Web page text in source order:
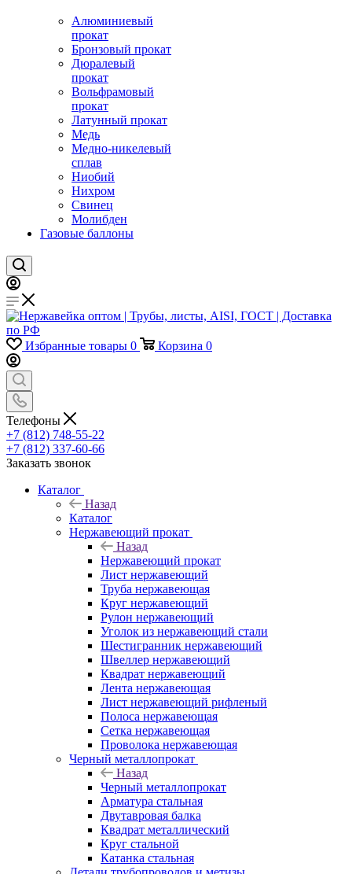
Алюминиевый
прокат
Бронзовый прокат
Дюралевый
прокат
Вольфрамовый
прокат
Латунный прокат
Медь
Медно-никелевый
сплав
Ниобий
Нихром
Свинец
Молибден
Газовые баллоны
Избранные товары 0 Корзина 0
Телефоны
+7 (812) 748-55-22
+7 (812) 337-60-66
Заказать звонок
Каталог
Назад
Каталог
Нержавеющий прокат
Назад
Нержавеющий прокат
Лист нержавеющий
Труба нержавеющая
Круг нержавеющий
Рулон нержавеющий
Уголок из нержавеющий стали
Шестигранник нержавеющий
Швеллер нержавеющий
Квадрат нержавеющий
Лента нержавеющая
Лист нержавеющий рифленый
Полоса нержавеющая
Сетка нержавеющая
Проволока нержавеющая
Черный металлопрокат
Назад
Черный металлопрокат
Арматура стальная
Двутавровая балка
Квадрат металлический
Круг стальной
Катанка стальная